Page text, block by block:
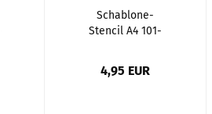
Schablone-
Stencil A4 101-
4,95 EUR